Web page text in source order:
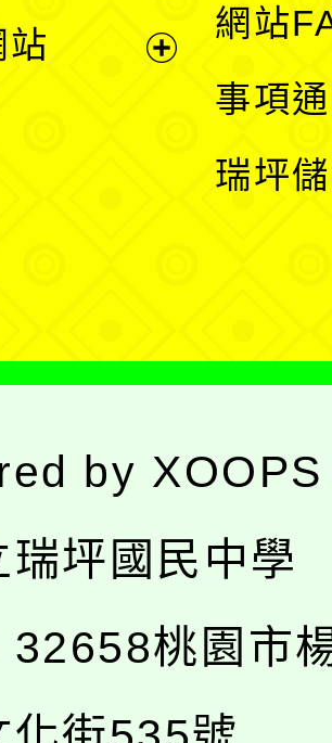
站
網站
事項
瑞坪
by XOOPS
瑞坪國民中學
32658桃園市